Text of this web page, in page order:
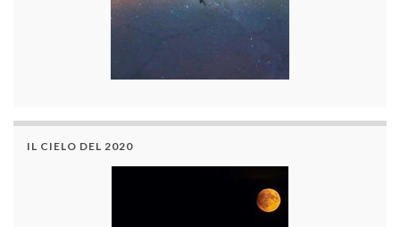
IL CIELO DEL 2020